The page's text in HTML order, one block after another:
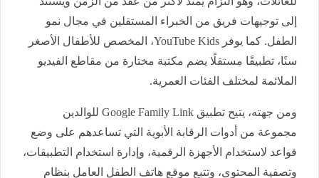
إلى توجيهات فريق من الخبراء المستقلين في مجال نمو
الطفل. كما يوفر YouTube Kids، المخصص للأطفال الأصغر
سنًا، تطبيقًا مستقلًا يضم مكتبة مختارة من مقاطع الفيديو
الملائمة لمختلف الفئات العمرية.
ومن جهته، يتيح تطبيق Google Family Link للوالدين
مجموعة من أدوات الرقابة الأبوية التي تساعدهم على وضع
قواعد لاستخدام الأجهزة الرقمية، وإدارة استخدام التطبيقات،
وتصفية المحتوى، وتتبع موقع هاتف الطفل العامل بنظام